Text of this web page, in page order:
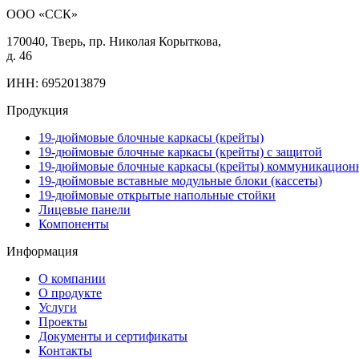
ООО «ССК»
170040, Тверь, пр. Николая Корыткова,
д. 46
ИНН: 6952013879
Продукция
19-дюймовые блочные каркасы (крейты)
19-дюймовые блочные каркасы (крейты) с защитой
19-дюймовые блочные каркасы (крейты)
19-дюймовые вставные модульные блоки (кассеты)
19-дюймовые открытые напольные стойки
Лицевые панели
Компоненты
Информация
О компании
О продукте
Услуги
Проекты
Документы и сертификаты
Контакты